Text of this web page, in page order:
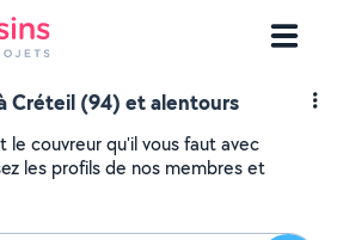
Créteil (94) et alentours
le couvreur qu'il vous faut avec
les profils de nos membres et